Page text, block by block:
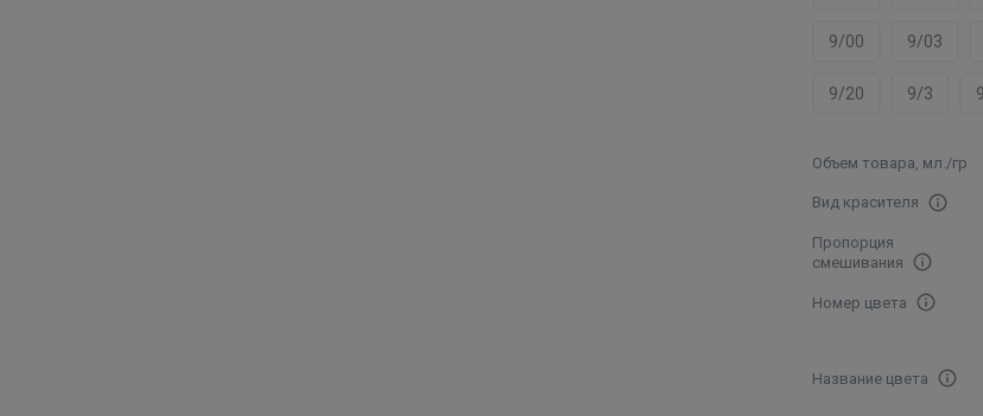
9/00 9/03
9/20 9/3
Объем товара, мл./гр
Вид красителя
Пропорция
смешивания
Номер цвета
Название цвета